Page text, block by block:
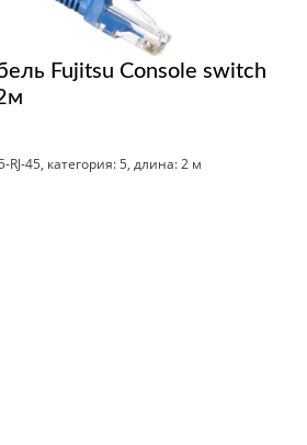
Fujitsu Console switch
RJ-45, категория: 5, длина: 2 м